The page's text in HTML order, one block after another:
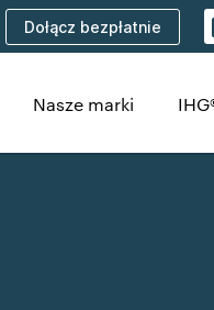
Dołącz bezpłatnie
Nasze marki